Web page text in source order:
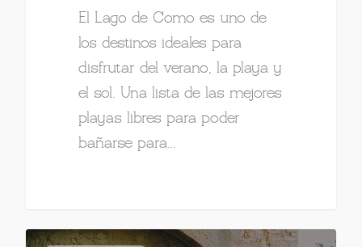
El Lago de Como es uno de
los destinos ideales para
disfrutar del verano, la playa y
el sol. Una lista de las mejores
playas libres para poder
bañarse para…